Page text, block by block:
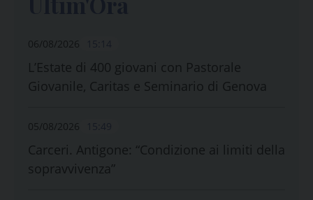
06/08/2026
L’Estate di 400 giovani con Pastorale
Giovanile, Caritas e Seminario di Genova
05/08/2026
Carceri. Antigone: “Condizione ai limiti della
sopravvivenza”